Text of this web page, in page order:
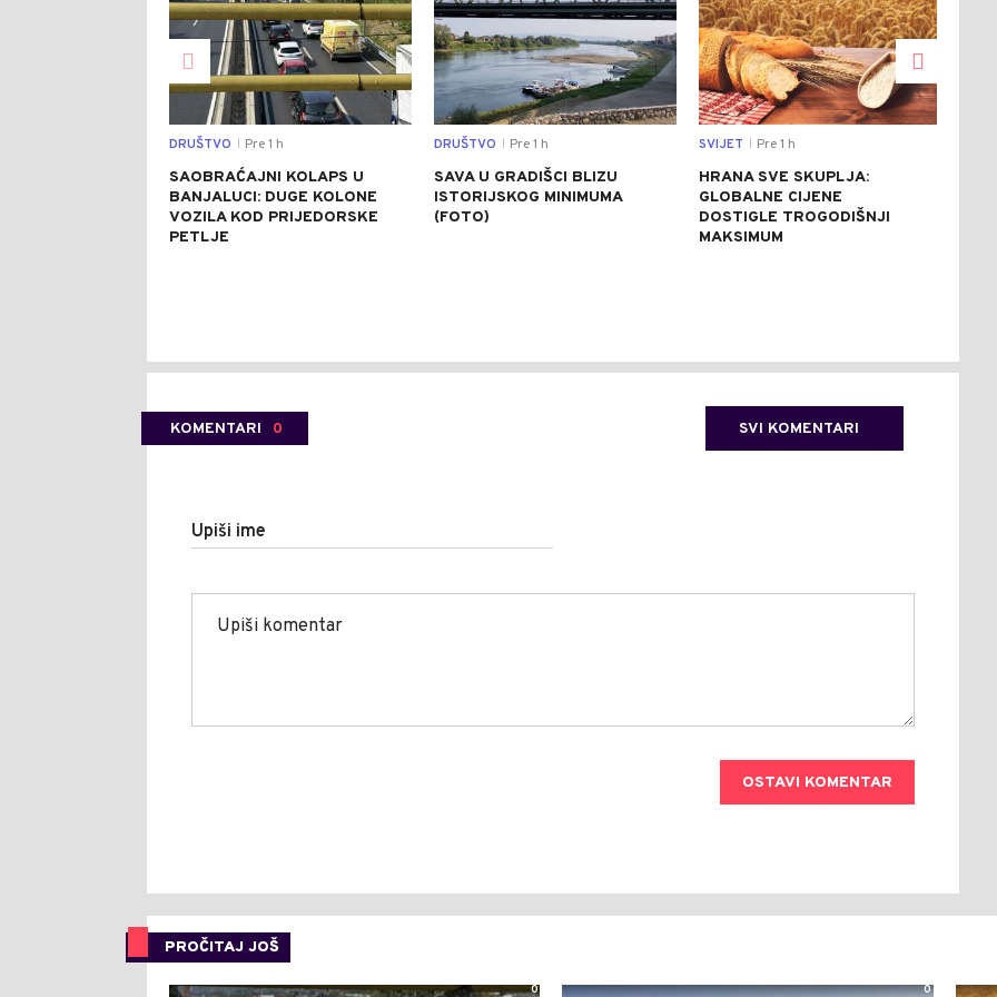
DRUŠTVO Pre 1 h
SAOBRAĆAJNI KOLAPS U
BANJALUCI: DUGE KOLONE
VOZILA KOD PRIJEDORSKE
PETLJE
DRUŠTVO Pre 1 h
SAVA U GRADIŠCI BLIZU
ISTORIJSKOG MINIMUMA
(FOTO)
SVIJET Pre 1 h
HRANA SVE SKUPLJA:
GLOBALNE CIJENE
DOSTIGLE TROGODIŠNJI
MAKSIMUM
KOMENTARI 0 SVI KOMENTARI
Upiši ime
OSTAVI KOMENTAR
PROČITAJ JOŠ
0 0